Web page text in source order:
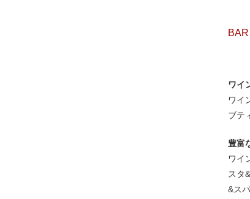
ワイ
ワイ
ブテ
豊富
ワイ
スタ
&ス